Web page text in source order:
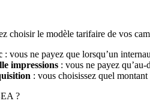
choisir le modèle tarifaire de vos
: vous ne payez que lorsqu’un
impressions : vous ne payez
: vous choisissez quel
?